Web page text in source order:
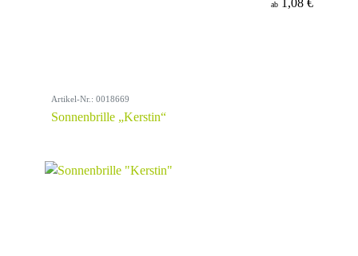
ab 1,08 €
Artikel-Nr.: 0018669
Sonnenbrille „Kerstin“